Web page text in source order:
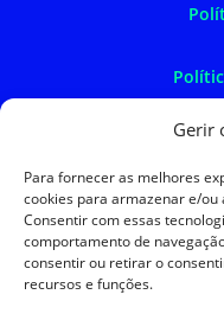
Gerir
Para fornecer as melhores
cookies para armazenar e/
Consentir com essas
comportamento de
consentir ou retirar o
recursos e funções.